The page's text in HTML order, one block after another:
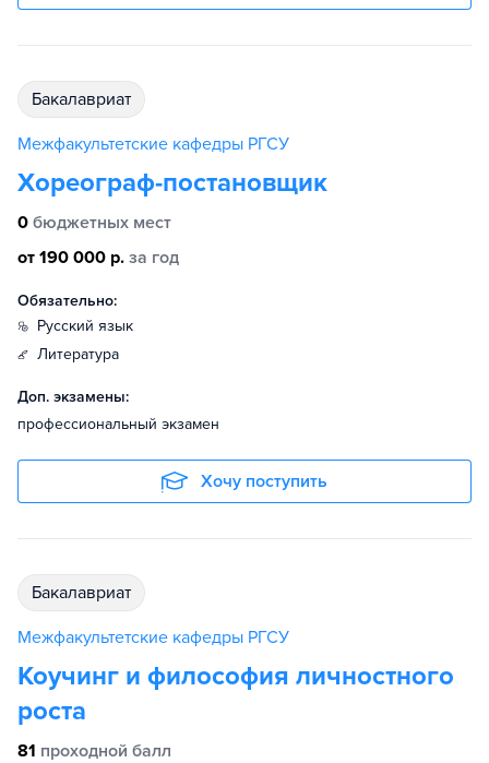
бакалавриат
Межфакультетские кафедры РГСУ
Хореограф-постановщик
0 бюджетных мест
от 190 000 р. за год
Обязательно:
русский язык
литература
Доп. экзамены:
профессиональный экзамен
Хочу поступить
бакалавриат
Межфакультетские кафедры РГСУ
Коучинг и философия личностного
роста
81 проходной балл